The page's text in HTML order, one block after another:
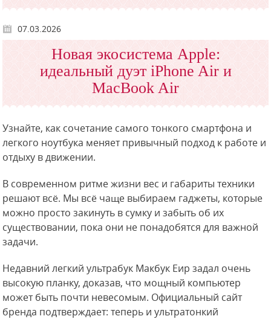
07.03.2026
Новая экосистема Apple:
идеальный дуэт iPhone Air и
MacBook Air
Узнайте, как сочетание самого тонкого смартфона и
легкого ноутбука меняет привычный подход к работе и
отдыху в движении.
В современном ритме жизни вес и габариты техники
решают всё. Мы всё чаще выбираем гаджеты, которые
можно просто закинуть в сумку и забыть об их
существовании, пока они не понадобятся для важной
задачи.
Недавний легкий ультрабук Макбук Еир задал очень
высокую планку, доказав, что мощный компьютер
может быть почти невесомым. Официальный сайт
бренда подтверждает: теперь и ультратонкий